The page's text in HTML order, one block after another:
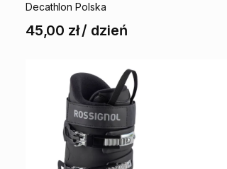
Decathlon Polska
45,00 zł/ dzień